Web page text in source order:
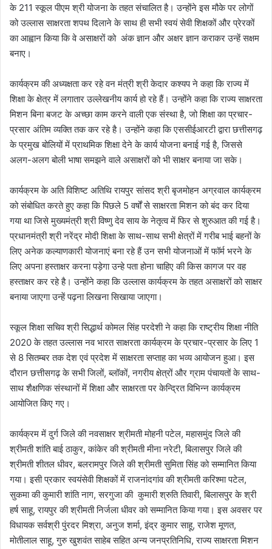
के 211 स्कूल पीएम श्री योजना के तहत संचालित है। उन्होंने इस मौके पर लोगों
को उल्लास साक्षरता शपथ दिलाने के साथ ही सभी स्वयं सेवी शिक्षकों और प्रेरकों
का आह्वान किया कि वे असाक्षरों को अंक ज्ञान और अक्षर ज्ञान कराकर उन्हें सक्षम
बनाए।
कार्यक्रम की अध्यक्षता कर रहे वन मंत्री श्री केदार कश्यप ने कहा कि राज्य में
शिक्षा के क्षेत्र में लगातार उल्लेखनीय कार्य हो रहे हैं। उन्होंने कहा कि राज्य साक्षरता
मिशन बिना बजट के अच्छा काम करने वाली एक संस्था है, जो शिक्षा का प्रचार-
प्रसार अंतिम व्यक्ति तक कर रहे है। उन्होंने कहा कि एससीईआरटी द्वारा छत्तीसगढ़
के प्रमुख बोलियों में प्राथमिक शिक्षा देने के कार्य योजना बनाई गई है, जिससे
अलग-अलग बोली भाषा समझने वाले असाक्षरों को भी साक्षर बनाया जा सके।
कार्यक्रम के अति विशिष्ट अतिथि रायपुर सांसद श्री बृजमोहन अग्रवाल कार्यक्रम
को संबोधित करते हुए कहा कि पिछले 5 वर्षों से साक्षरता मिशन को बंद कर दिया
गया था जिसे मुख्यमंत्री श्री विष्णु देव साय के नेतृत्व में फिर से शुरुआत की गई है।
प्रधानमंत्री श्री नरेंद्र मोदी शिक्षा के साथ-साथ सभी क्षेत्रों में गरीब भाई बहनों के
लिए अनेक कल्याणकारी योजनाएं बना रहे हैं उन सभी योजनाओं में फॉर्म भरने के
लिए अपना हस्ताक्षर करना पड़ेगा उन्हे पता होना चाहिए की किस कागज पर वह
हस्ताक्षर कर रहे है। उन्होंने कहा कि उल्लास कार्यक्रम के तहत असाक्षरों को साक्षर
बनाया जाएगा उन्हें पढ़ना लिखना सिखाया जाएगा।
स्कूल शिक्षा सचिव श्री सिद्धार्थ कोमल सिंह परदेशी ने कहा कि राष्ट्रीय शिक्षा नीति
2020 के तहत उल्लास नव भारत साक्षरता कार्यक्रम के प्रचार-प्रसार के लिए 1
से 8 सितम्बर तक देश एवं प्रदेश में साक्षरता सप्ताह का भव्य आयोजन हुआ। इस
दौरान छत्तीसगढ़ के सभी जिलों, ब्लॉकों, नगरीय क्षेत्रों और ग्राम पंचायतों के साथ-
साथ शैक्षणिक संस्थानों में शिक्षा और साक्षरता पर केन्द्रित विभिन्न कार्यक्रम
आयोजित किए गए।
कार्यक्रम में दुर्ग जिले की नवसाक्षर श्रीमती मोहनी पटेल, महासमुंद जिले की
श्रीमती शांति बाई ठाकुर, कांकेर की श्रीमती मीना नरेटी, बिलासपुर जिले की
श्रीमती शीतल धीवर, बलरामपुर जिले की श्रीमती सुमिता सिंह को सम्मानित किया
गया। इसी प्रकार स्वयंसेवी शिक्षकों में राजनांदगांव की श्रीमती करिश्मा पटेल,
सुकमा की कुमारी शांति नाग, सरगुजा की कुमारी श्रुति तिवारी, बिलासपुर के श्री
हर्ष साहू, रायपुर की श्रीमती निर्जला धीवर को सम्मानित किया गया। इस अवसर पर
विधायक सर्वश्री पुंरदर मिश्रा, अनुज शर्मा, इंद्र कुमार साहू, राजेश मूणत,
मोतीलाल साहू, गुरु खुशवंत साहेब सहित अन्य जनप्रतिनिधि, राज्य साक्षरता मिशन